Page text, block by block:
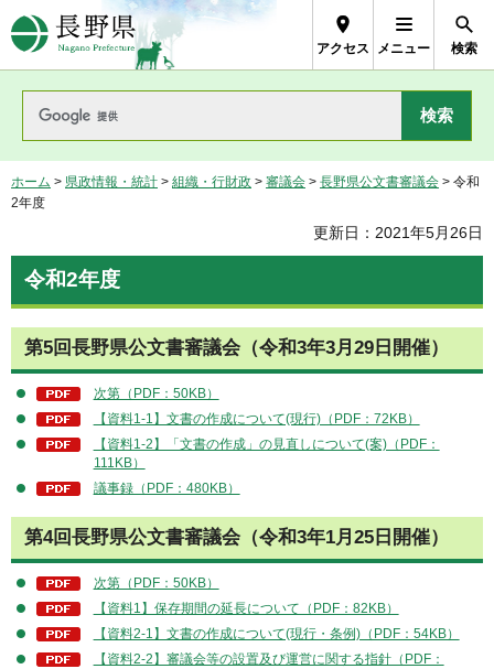
長野県Nagano Prefecture
アクセス メニュー 検索
ホーム > 県政情報・統計 > 組織・行財政 > 審議会 > 長野県公文書審議会 > 令和
2年度
更新日：2021年5月26日
令和2年度
第5回長野県公文書審議会（令和3年3月29日開催）
次第（PDF：50KB）
【資料1-1】文書の作成について(現行)（PDF：72KB）
【資料1-2】「文書の作成」の見直しについて(案)（PDF：
111KB）
議事録（PDF：480KB）
第4回長野県公文書審議会（令和3年1月25日開催）
次第（PDF：50KB）
【資料1】保存期間の延長について（PDF：82KB）
【資料2-1】文書の作成について(現行・条例)（PDF：54KB）
【資料2-2】審議会等の設置及び運営に関する指針（PDF：